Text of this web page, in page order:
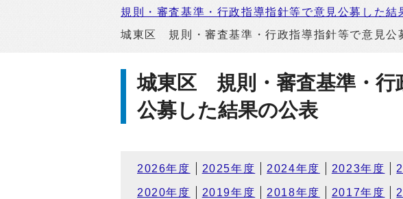
規則・審査基準・行政指導指針等で意見公募した結
城東区 規則・審査基準・行政指導指針等で意見公
城東区 規則・審査基準・行
公募した結果の公表
2026年度 2025年度 2024年度 2023年度
2020年度 2019年度 2018年度 2017年度